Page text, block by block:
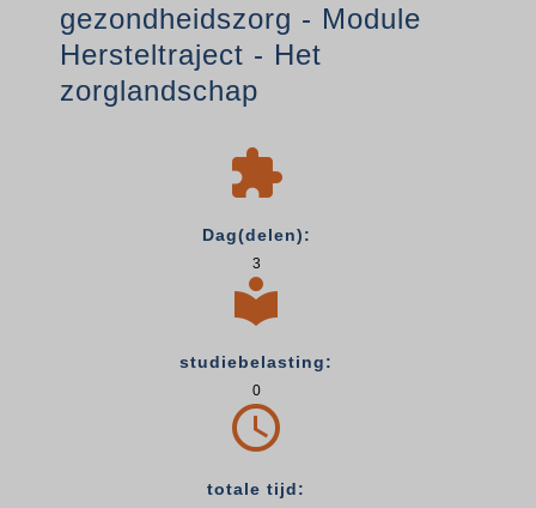
gezondheidszorg - Module
Hersteltraject - Het
zorglandschap

Dag(delen):
3

studiebelasting:
0

totale tijd: